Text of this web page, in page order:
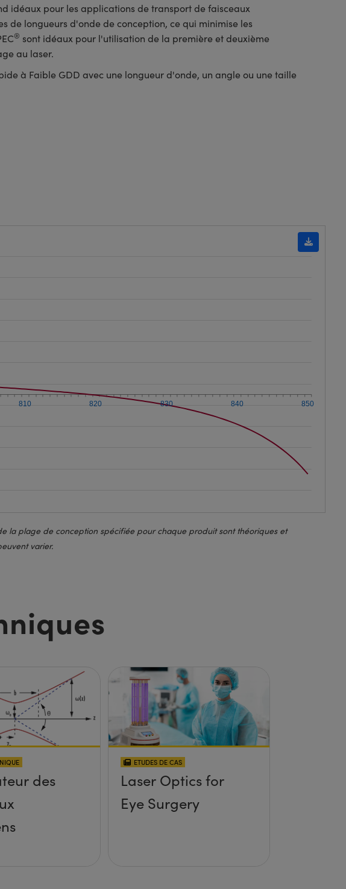
idéaux pour les applications de transport de faisceaux
de longueurs d'onde de conception, ce qui minimise les
® sont idéaux pour l'utilisation de la première et deuxième
au laser.
à Faible GDD avec une longueur d'onde, un angle ou une taille
810 820 830 840 850
la plage de conception spécifiée pour chaque produit sont théoriques et
varier.
des
ETUDES DE CAS
Laser Optics for
Eye Surgery